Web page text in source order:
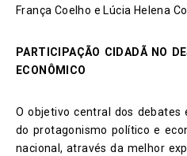
França Coelho e Lúcia Helena
PARTICIPAÇÃO CIDADÃ NO
ECONÔMICO
O objetivo central dos
do protagonismo político e
nacional, através da melhor